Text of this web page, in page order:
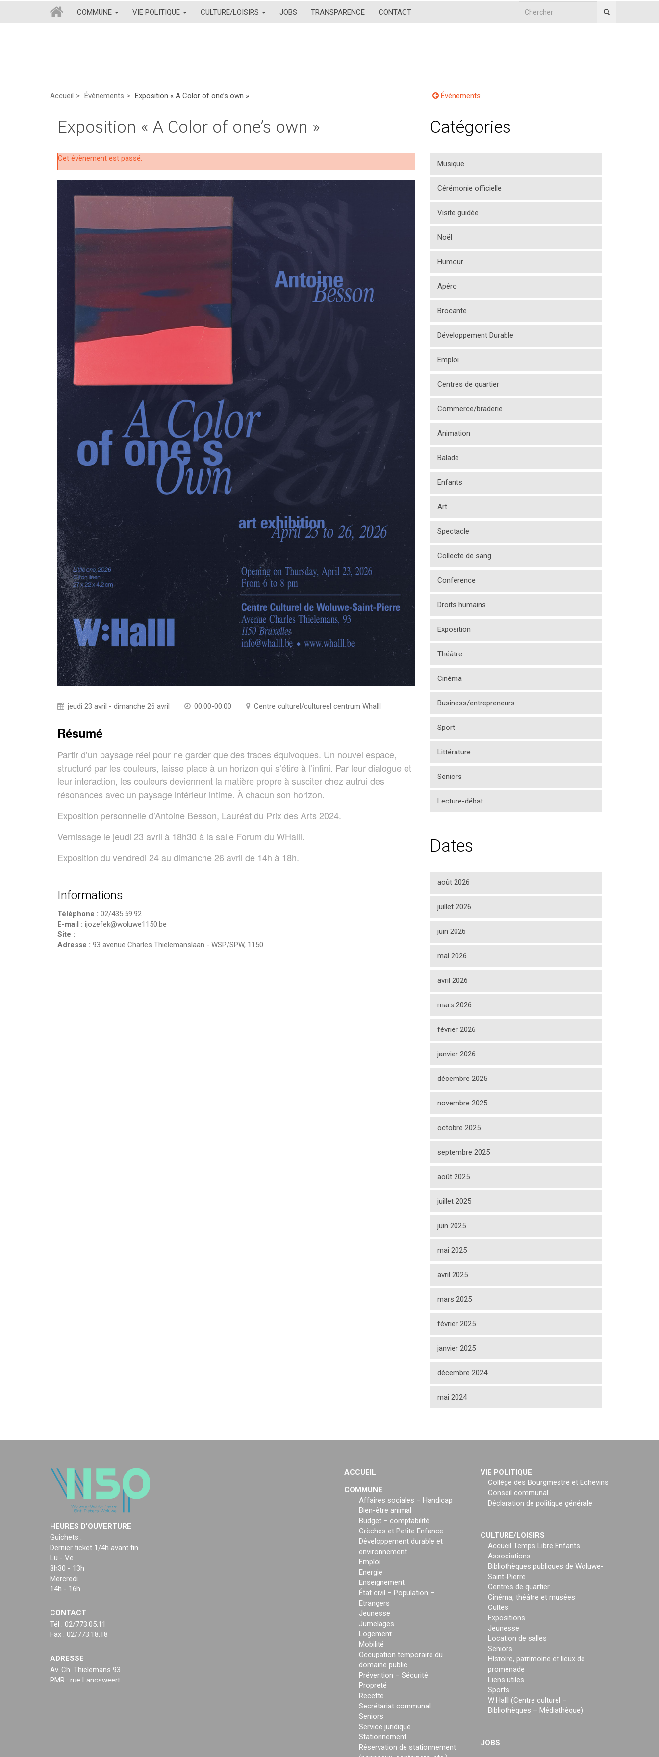
COMMUNE VIE POLITIQUE CULTURE/LOISIRS JOBS TRANSPARENCE CONTACT
Accueil Évènements Exposition « A Color of one’s own » Évènements
Exposition « A Color of one’s own »
Cet évènement est passé.
jeudi 23 avril - dimanche 26 avril 00:00-00:00 Centre culturel/cultureel centrum Whalll
Résumé
Partir d’un paysage réel pour ne garder que des traces équivoques. Un nouvel espace,
structuré par les couleurs, laisse place à un horizon qui s’étire à l’infini. Par leur dialogue et
leur interaction, les couleurs deviennent la matière propre à susciter chez autrui des
résonances avec un paysage intérieur intime. À chacun son horizon.
Exposition personnelle d’Antoine Besson, Lauréat du Prix des Arts 2024.
Vernissage le jeudi 23 avril à 18h30 à la salle Forum du WHalll.
Exposition du vendredi 24 au dimanche 26 avril de 14h à 18h.
Informations
Téléphone : 02/435.59.92
E-mail : ijozefek@woluwe1150.be
Site :
Adresse : 93 avenue Charles Thielemanslaan - WSP/SPW, 1150
Catégories
Musique
Cérémonie officielle
Visite guidée
Noël
Humour
Apéro
Brocante
Développement Durable
Emploi
Centres de quartier
Commerce/braderie
Animation
Balade
Enfants
Art
Spectacle
Collecte de sang
Conférence
Droits humains
Exposition
Théâtre
Cinéma
Business/entrepreneurs
Sport
Littérature
Seniors
Lecture-débat
Dates
août 2026
juillet 2026
juin 2026
mai 2026
avril 2026
mars 2026
février 2026
janvier 2026
décembre 2025
novembre 2025
octobre 2025
septembre 2025
août 2025
juillet 2025
juin 2025
mai 2025
avril 2025
mars 2025
février 2025
janvier 2025
décembre 2024
mai 2024
HEURES D’OUVERTURE
Guichets :
Dernier ticket 1/4h avant fin
Lu - Ve
8h30 - 13h
Mercredi
14h - 16h
CONTACT
Tél : 02/773.05.11
Fax : 02/773.18.18
ADRESSE
Av. Ch. Thielemans 93
PMR : rue Lancsweert
ACCUEIL
COMMUNE
Affaires sociales – Handicap
Bien-être animal
Budget – comptabilité
Crèches et Petite Enfance
Développement durable et
environnement
Emploi
Energie
Enseignement
État civil – Population –
Etrangers
Jeunesse
Jumelages
Logement
Mobilité
Occupation temporaire du
domaine public
Prévention – Sécurité
Propreté
Recette
Secrétariat communal
Seniors
Service juridique
Stationnement
Réservation de stationnement
VIE POLITIQUE
Collège des Bourgmestre et Echevins
Conseil communal
Déclaration de politique générale
CULTURE/LOISIRS
Accueil Temps Libre Enfants
Associations
Bibliothèques publiques de Woluwe-
Saint-Pierre
Centres de quartier
Cinéma, théâtre et musées
Cultes
Expositions
Jeunesse
Location de salles
Seniors
Histoire, patrimoine et lieux de
promenade
Liens utiles
Sports
W:Halll (Centre culturel –
Bibliothèques – Médiathèque)
JOBS